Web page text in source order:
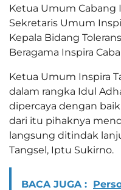
Ketua Umum Cabang
Sekretaris Umum
Kepala Bidang
Beragama Inspira
Ketua Umum Inspira
dalam rangka Idul
dipercaya dengan
dari itu pihaknya
langsung ditindak
Tangsel, Iptu Sukirno.
BACA JUGA :